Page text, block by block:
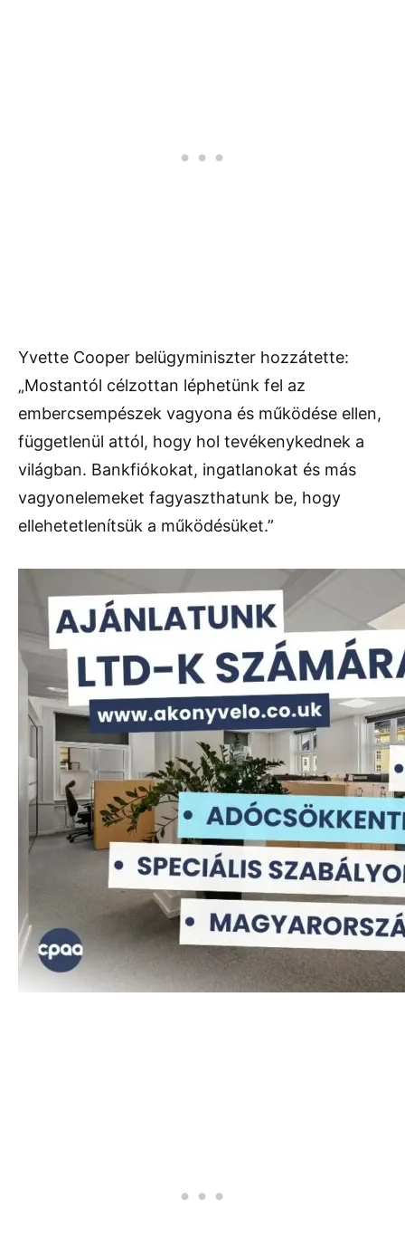
Yvette Cooper belügyminiszter hozzátette:
„Mostantól célzottan léphetünk fel az
embercsempészek vagyona és működése ellen,
függetlenül attól, hogy hol tevékenykednek a
világban. Bankfiókokat, ingatlanokat és más
vagyonelemeket fagyaszthatunk be, hogy
ellehetetlenítsük a működésüket.”